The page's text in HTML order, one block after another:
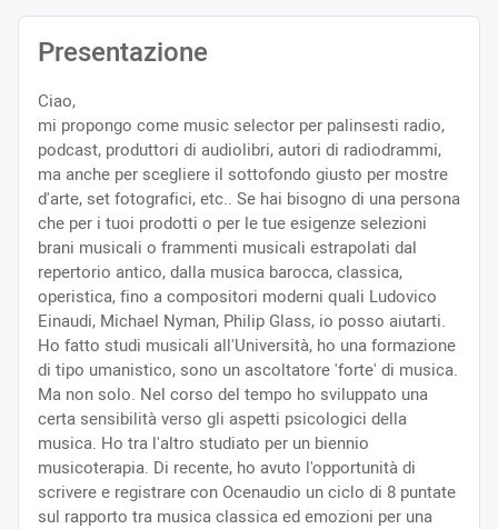
Presentazione
Ciao,
mi propongo come music selector per palinsesti radio,
podcast, produttori di audiolibri, autori di radiodrammi,
ma anche per scegliere il sottofondo giusto per mostre
d'arte, set fotografici, etc.. Se hai bisogno di una persona
che per i tuoi prodotti o per le tue esigenze selezioni
brani musicali o frammenti musicali estrapolati dal
repertorio antico, dalla musica barocca, classica,
operistica, fino a compositori moderni quali Ludovico
Einaudi, Michael Nyman, Philip Glass, io posso aiutarti.
Ho fatto studi musicali all'Università, ho una formazione
di tipo umanistico, sono un ascoltatore 'forte' di musica.
Ma non solo. Nel corso del tempo ho sviluppato una
certa sensibilità verso gli aspetti psicologici della
musica. Ho tra l'altro studiato per un biennio
musicoterapia. Di recente, ho avuto l'opportunità di
scrivere e registrare con Ocenaudio un ciclo di 8 puntate
sul rapporto tra musica classica ed emozioni per una